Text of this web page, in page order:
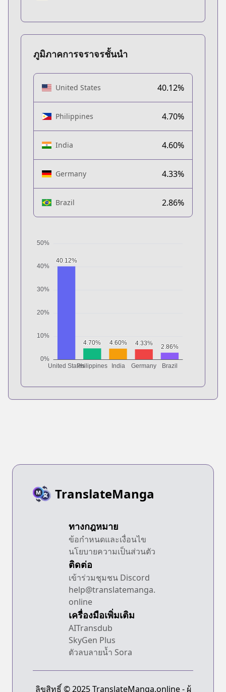
ภูมิภาคการจราจรชั้นนำ
United States 40.12%
Philippines 4.70%
India 4.60%
Germany 4.33%
Brazil 2.86%
TranslateManga
ทางกฎหมาย
ข้อกำหนดและเงื่อนไข
นโยบายความเป็นส่วนตัว
ติดต่อ
เข้าร่วมชุมชน Discord
help@translatemanga.
online
เครื่องมือเพิ่มเติม
AITransdub
SkyGen Plus
ตัวลบลายน้ำ Sora
ลิขสิทธิ์ © 2025 TranslateManga.online - ผู้